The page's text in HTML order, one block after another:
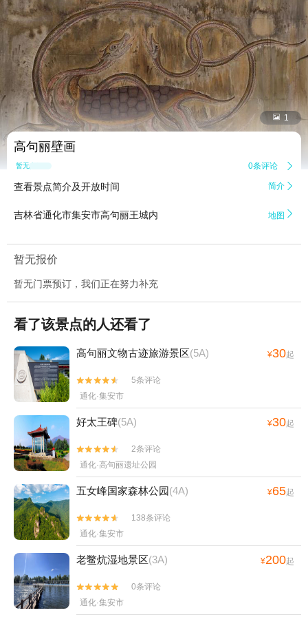
 1
高句丽壁画
暂无点评 0条评论 
查看景点简介及开放时间 简介 
吉林省通化市集安市高句丽王城内 地图 
暂无报价
暂无门票预订，我们正在努力补充
看了该景点的人还看了
高句丽文物古迹旅游景区(5A) ¥30起


5条评论
通化·集安市
好太王碑(5A) ¥30起


2条评论
通化·高句丽遗址公园
五女峰国家森林公园(4A) ¥65起


138条评论
通化·集安市
老鳖炕湿地景区(3A) ¥200起


0条评论
通化·集安市
